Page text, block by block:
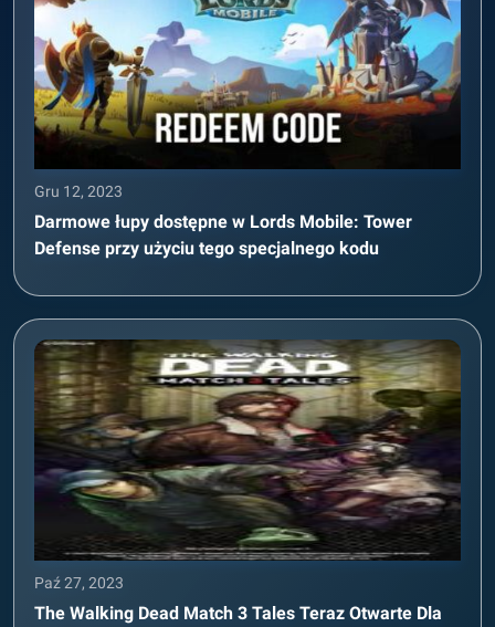
Gru 12, 2023
Darmowe łupy dostępne w Lords Mobile: Tower
Defense przy użyciu tego specjalnego kodu
Paź 27, 2023
The Walking Dead Match 3 Tales Teraz Otwarte Dla